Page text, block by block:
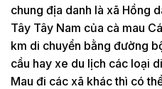
chung địa danh là xã Hồng
Tây Tây Nam của cà mau
km di chuyển bằng đường
cầu hay xe du lịch các loại
Mau đi các xã khác thì có